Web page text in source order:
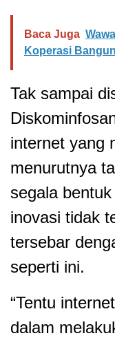
Baca Juga
Koperasi
Tak sampai
internet yang
menurutnya
segala
inovasi tidak
tersebar
seperti ini.
“Tentu
dalam